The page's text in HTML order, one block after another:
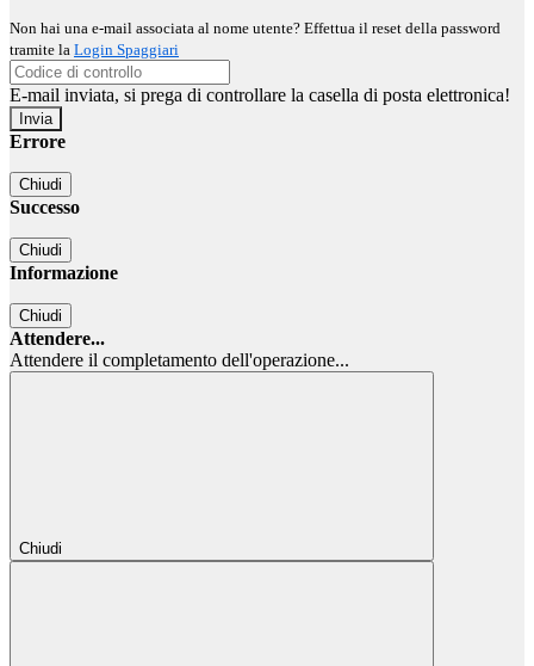
Non hai una e-mail associata al nome utente? Effettua il reset della password
tramite la Login Spaggiari
E-mail inviata, si prega di controllare la casella di posta elettronica!
Errore
Chiudi
Successo
Chiudi
Informazione
Chiudi
Attendere...
Attendere il completamento dell'operazione...
Chiudi